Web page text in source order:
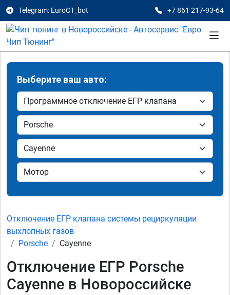
Telegram: EuroCT_bot +7 861 217-93-64
Выберите ваш авто:
Отключение ЕГР клапана системы рециркуляции
выхлопных газов
Porsche
Cayenne
Отключение ЕГР Porsche
Cayenne в Новороссийске